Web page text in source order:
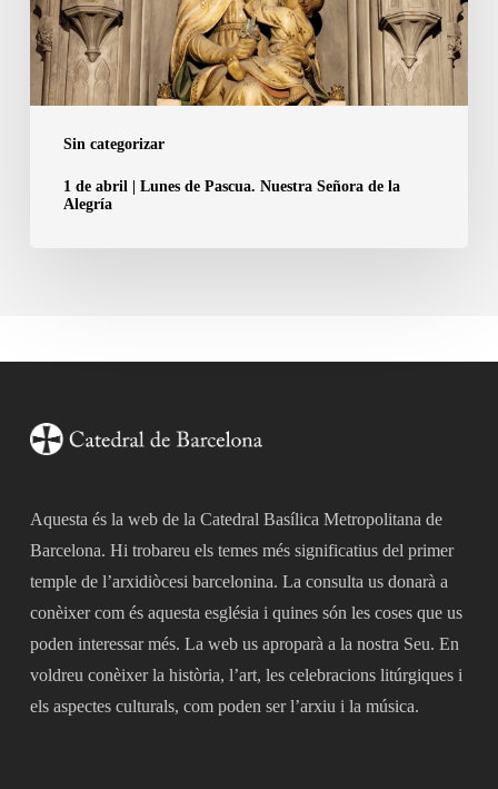
Sin categorizar
Pascua.
Nuestra
Señora
de
1 de abril | Lunes de Pascua. Nuestra Señora de la
Alegría
Aquesta és la web de la Catedral Basílica Metropolitana de
Barcelona. Hi trobareu els temes més significatius del primer
temple de l’arxidiòcesi barcelonina. La consulta us donarà a
conèixer com és aquesta església i quines són les coses que us
poden interessar més. La web us aproparà a la nostra Seu. En
voldreu conèixer la història, l’art, les celebracions litúrgiques i
els aspectes culturals, com poden ser l’arxiu i la música.